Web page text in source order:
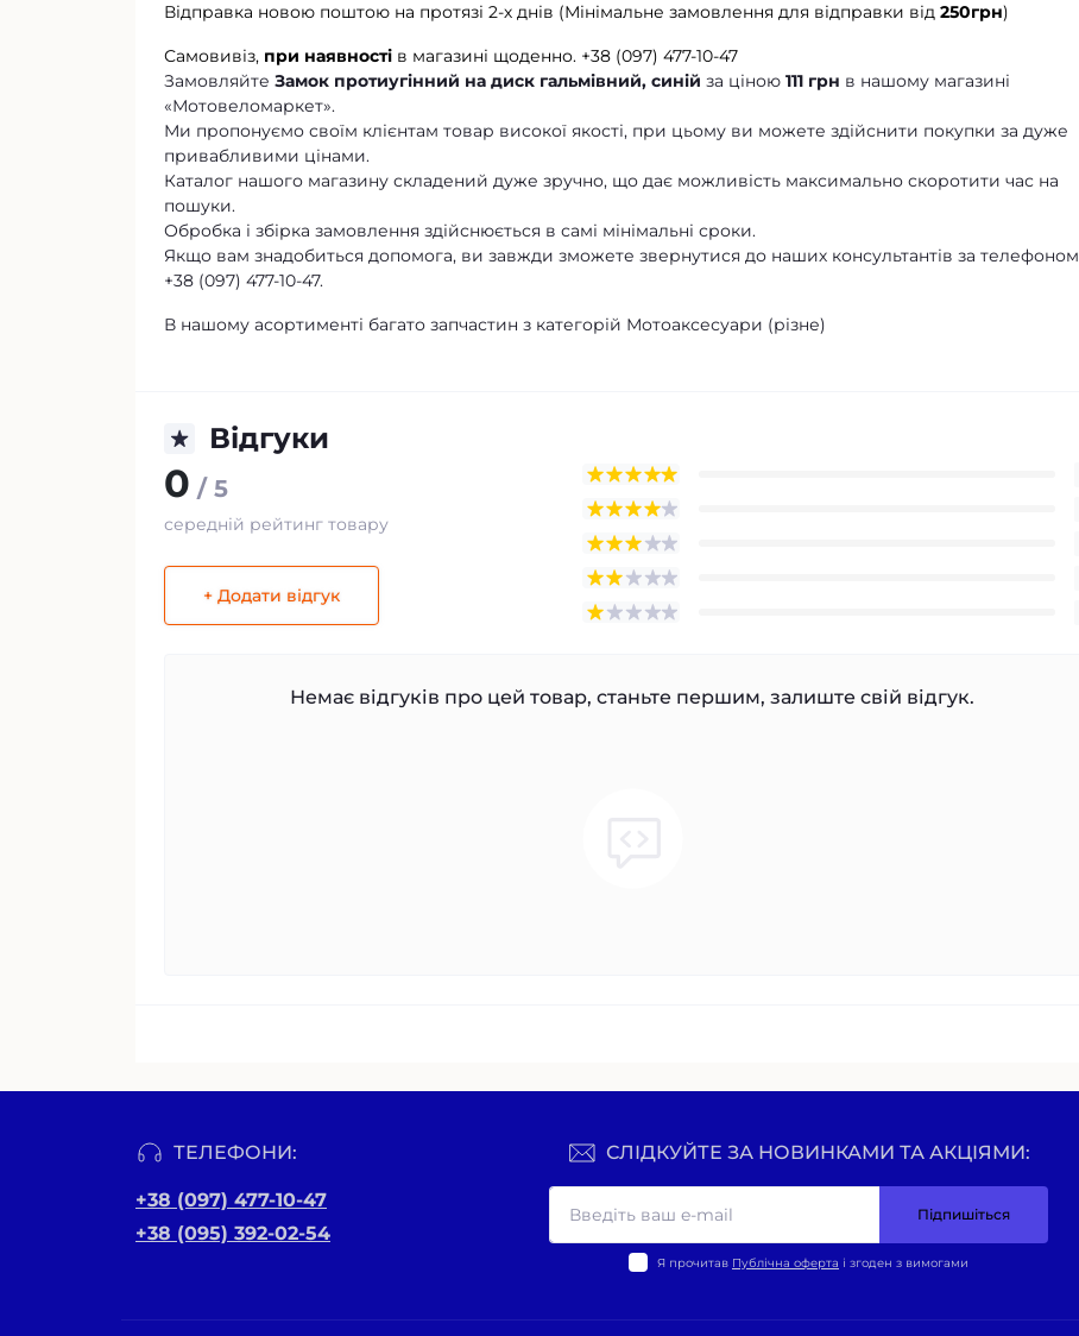
Відправка новою поштою на протязі 2-х днів (Мінімальне замовлення для відправки від 250грн)
Самовивіз, при наявності в магазині щоденно. +38 (097) 477-10-47
Замовляйте Замок протиугінний на диск гальмівний, синій за ціною 111 грн в нашому магазині
«Мотовеломаркет».
Ми пропонуємо своїм клієнтам товар високої якості, при цьому ви можете здійснити покупки за дуже
привабливими цінами.
Каталог нашого магазину складений дуже зручно, що дає можливість максимально скоротити час на
пошуки.
Обробка і збірка замовлення здійснюється в самі мінімальні сроки.
Якщо вам знадобиться допомога, ви завжди зможете звернутися до наших консультантів за телефоном
+38 (097) 477-10-47.
В нашому асортименті багато запчастин з категорій Мотоаксесуари (різне)
Відгуки
0 / 5
середній рейтинг товару
+ Додати відгук
Немає відгуків про цей товар, станьте першим, залиште свій відгук.
ТЕЛЕФОНИ:
+38 (097) 477-10-47
+38 (095) 392-02-54
СЛІДКУЙТЕ ЗА НОВИНКАМИ ТА АКЦІЯМИ:
Підпишіться
Я прочитав Публічна оферта і згоден з вимогами